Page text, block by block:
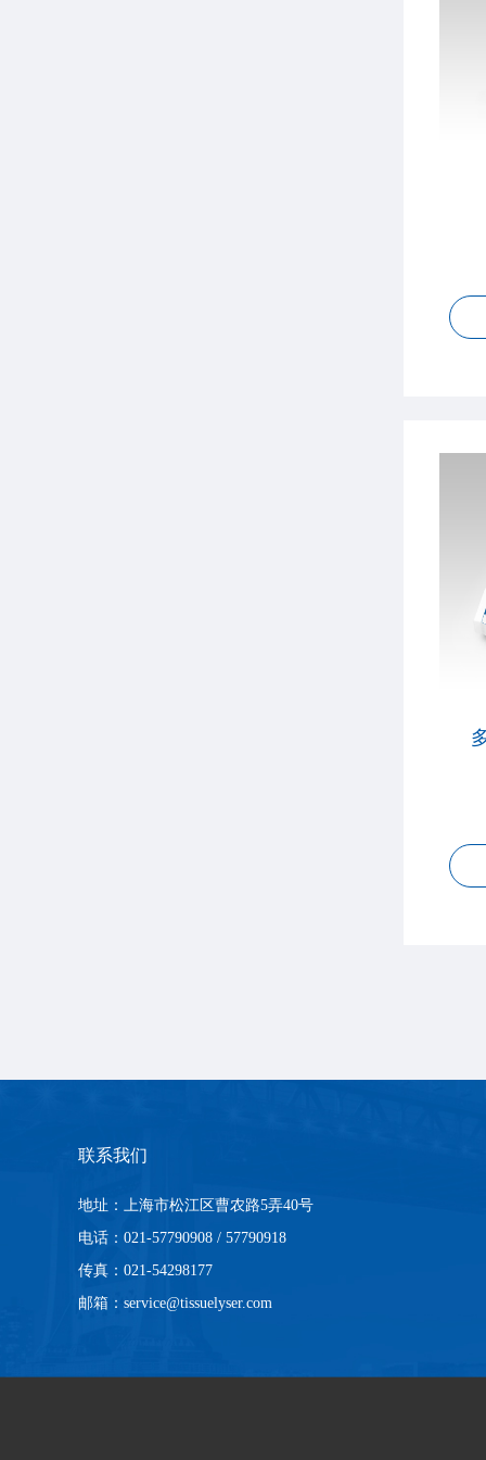
联系我们
地址：上海市松江区曹农路5弄40号
电话：021-57790908 / 57790918
传真：021-54298177
邮箱：service@tissuelyser.com